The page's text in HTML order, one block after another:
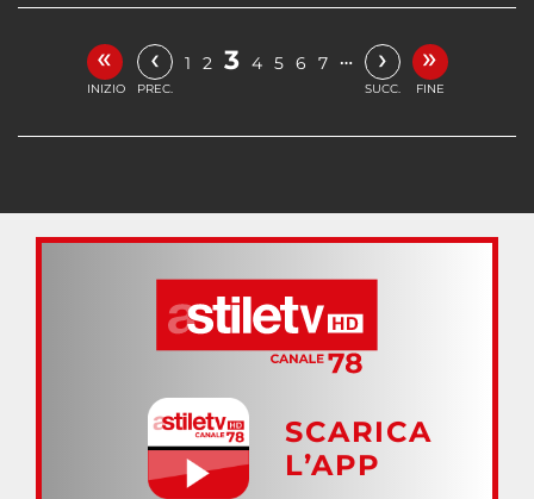
«
INIZIO
‹
PREC.
1 2 3 4 5 6 7 … ›
SUCC.
»
FINE
SCARICA
L’APP